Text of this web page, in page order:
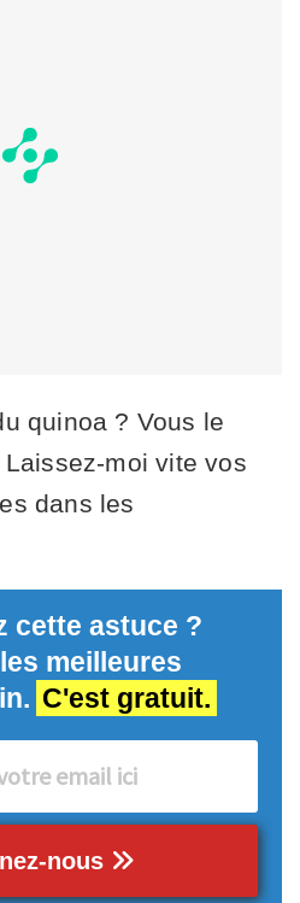
quinoa ? Vous le
moi vite vos
dans les
cette astuce ?
meilleures
C'est gratuit.
nous